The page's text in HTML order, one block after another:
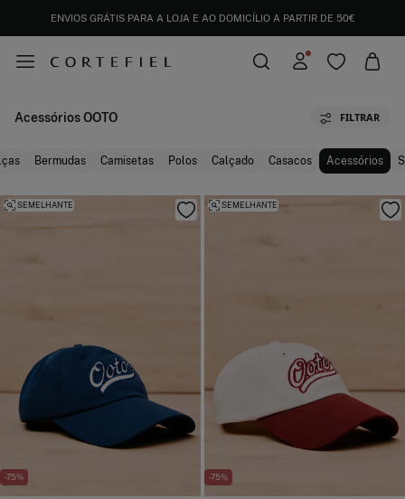
ENVIOS GRÁTIS PARA A LOJA E AO DOMICÍLIO A PARTIR DE 50€
Acessórios OOTO FILTRAR
Bermudas Camisetas Polos Calçado Casacos Acessórios
-75%
SEMELHANTE
-75%
SEMELHANTE